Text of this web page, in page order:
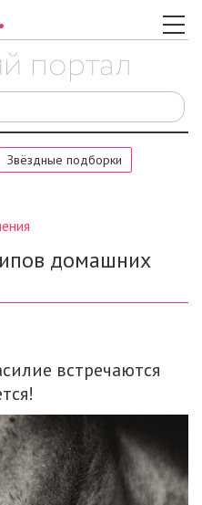
Звёздные подборки
домашних
встречаются